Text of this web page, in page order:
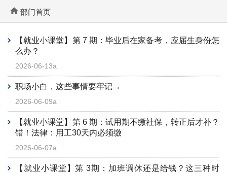
部门首页
【就业小课堂】第 7 期：毕业后在家备考，应届生身份怎
么办？
2026-06-13a
职场小白，这些事情要牢记→
2026-06-09a
【就业小课堂】第 6 期：试用期不缴社保，转正后才补？
错！法律：用工30天内必须缴
2026-06-07a
【就业小课堂】第 3期：加班调休还是给钱？这三种时